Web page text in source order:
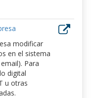
modificar
en el sistema
Para
digital
u otras